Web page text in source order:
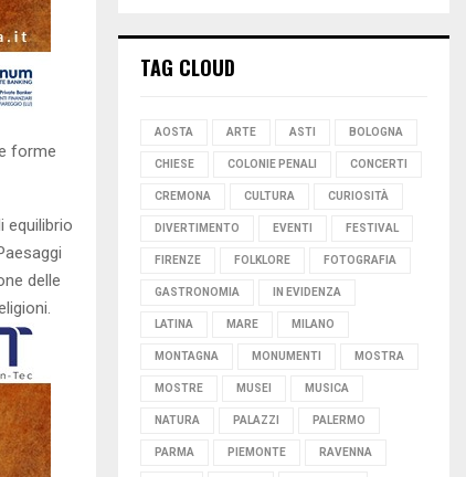
forme
equilibrio
delle
TAG CLOUD
AOSTA ARTE ASTI BOLOGNA
CHIESE COLONIE PENALI CONCERTI
CREMONA CULTURA CURIOSITÀ
DIVERTIMENTO EVENTI FESTIVAL
FIRENZE FOLKLORE FOTOGRAFIA
GASTRONOMIA IN EVIDENZA
LATINA MARE MILANO
MONTAGNA MONUMENTI MOSTRA
MOSTRE MUSEI MUSICA
NATURA PALAZZI PALERMO
PARMA PIEMONTE RAVENNA